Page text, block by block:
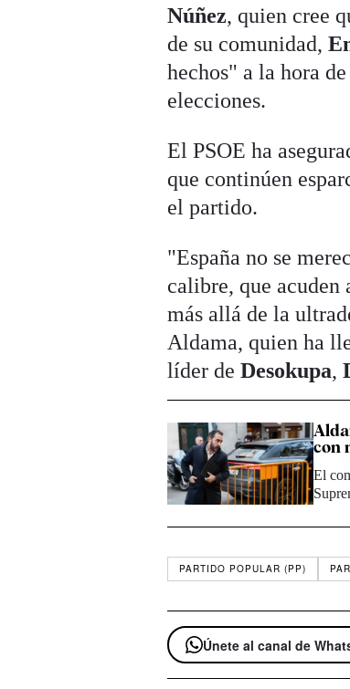
Núñez, quien cree
de su comunidad,
hechos" a la hora
elecciones.
El PSOE ha
que continúen
el partido.
"España no se
calibre, que acuden
más allá de la
Aldama, quien ha
líder deDesokupa,
con
El
PARTIDO POPULAR (PP)
Únete al canal de